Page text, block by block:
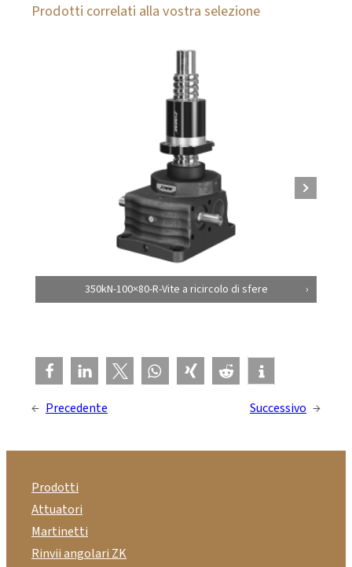
Prodotti correlati alla vostra selezione
350kN-100×80-R-Vite a ricircolo di sfere
← Precedente Successivo →
Prodotti
Attuatori
Martinetti
Rinvii angolari ZK